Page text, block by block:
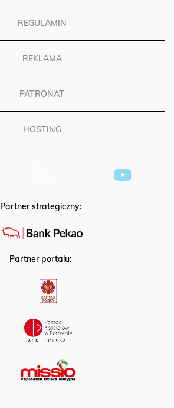
REGULAMIN
REKLAMA
PATRONAT
HOSTING
Partner strategiczny:
Partner portalu: